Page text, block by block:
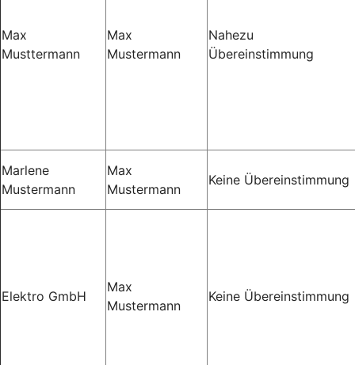
Max
Musttermann
Max
Mustermann
Nahezu
Übereinstimmung
Marlene
Mustermann
Max
Mustermann
Keine Übereinstimmung
Elektro GmbH
Max
Mustermann
Keine Übereinstimmung